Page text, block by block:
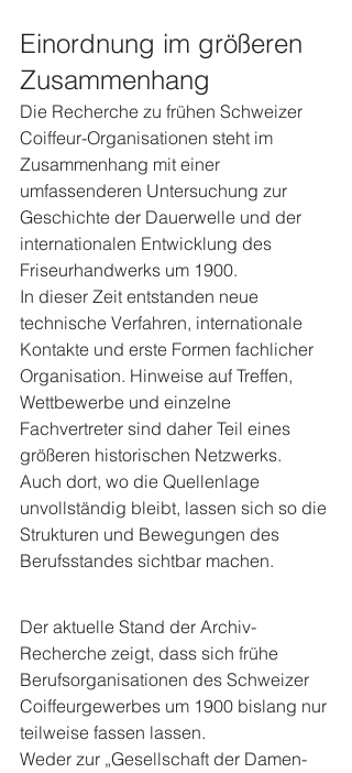
Einordnung im größeren
Zusammenhang
Die Recherche zu frühen Schweizer
Coiffeur-Organisationen steht im
Zusammenhang mit einer
umfassenderen Untersuchung zur
Geschichte der Dauerwelle und der
internationalen Entwicklung des
Friseurhandwerks um 1900.
In dieser Zeit entstanden neue
technische Verfahren, internationale
Kontakte und erste Formen fachlicher
Organisation. Hinweise auf Treffen,
Wettbewerbe und einzelne
Fachvertreter sind daher Teil eines
größeren historischen Netzwerks.
Auch dort, wo die Quellenlage
unvollständig bleibt, lassen sich so die
Strukturen und Bewegungen des
Berufsstandes sichtbar machen.
Der aktuelle Stand der Archiv-
Recherche zeigt, dass sich frühe
Berufsorganisationen des Schweizer
Coiffeurgewerbes um 1900 bislang nur
teilweise fassen lassen.
Weder zur „Gesellschaft der Damen-